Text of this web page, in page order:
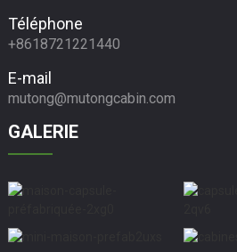
Téléphone
+8618721221440
E-mail
mutong@mutongcabin.com
GALERIE